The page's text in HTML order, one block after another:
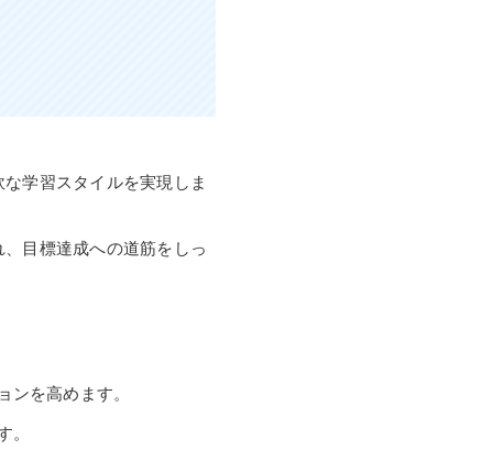
学習スタイルを実現しま
目標達成への道筋をしっ
を高めます。
。